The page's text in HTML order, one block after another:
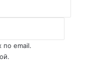
по email.